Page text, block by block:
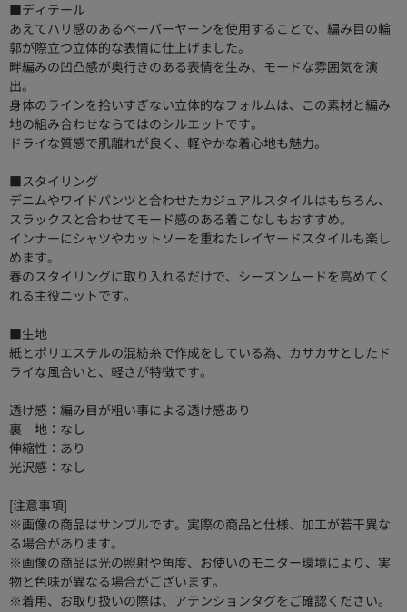
■ディテール
あえてハリ感のあるペーパーヤーンを使用することで、編み目の輪
郭が際立つ立体的な表情に仕上げました。
畔編みの凹凸感が奥行きのある表情を生み、モードな雰囲気を演
出。
身体のラインを拾いすぎない立体的なフォルムは、この素材と編み
地の組み合わせならではのシルエットです。
ドライな質感で肌離れが良く、軽やかな着心地も魅力。
■スタイリング
デニムやワイドパンツと合わせたカジュアルスタイルはもちろん、
スラックスと合わせてモード感のある着こなしもおすすめ。
インナーにシャツやカットソーを重ねたレイヤードスタイルも楽し
めます。
春のスタイリングに取り入れるだけで、シーズンムードを高めてく
れる主役ニットです。
■生地
紙とポリエステルの混紡糸で作成をしている為、カサカサとしたド
ライな風合いと、軽さが特徴です。
透け感：編み目が粗い事による透け感あり
裏 地：なし
伸縮性：あり
光沢感：なし
[注意事項]
※画像の商品はサンプルです。実際の商品と仕様、加工が若干異な
る場合があります。
※画像の商品は光の照射や角度、お使いのモニター環境により、実
物と色味が異なる場合がございます。
※着用、お取り扱いの際は、アテンションタグをご確認ください。